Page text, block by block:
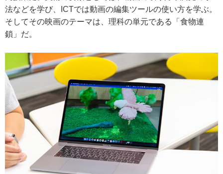
法などを学び、ICTでは動画の編集ツールの使い方を学ぶ。
そしてその映画のテーマは、理科の単元である「食物連
鎖」だ。